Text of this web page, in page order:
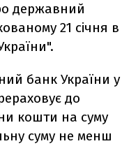
державний
21 січня в
банк України у
до
кошти на суму
суму не менш